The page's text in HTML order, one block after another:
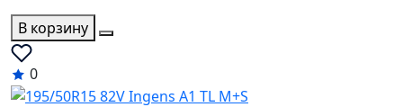
В корзину
0